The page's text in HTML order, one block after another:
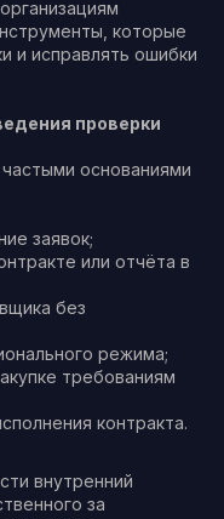
которые
и исправлять ошибки
проверки
основаниями
заявок;
или отчёта в
без
режима;
требованиям
контракта.
внутренний
за